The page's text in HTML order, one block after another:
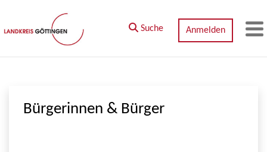
Zum Hauptinhalt springen
Suche Anmelden
Bürgerinnen & Bürger